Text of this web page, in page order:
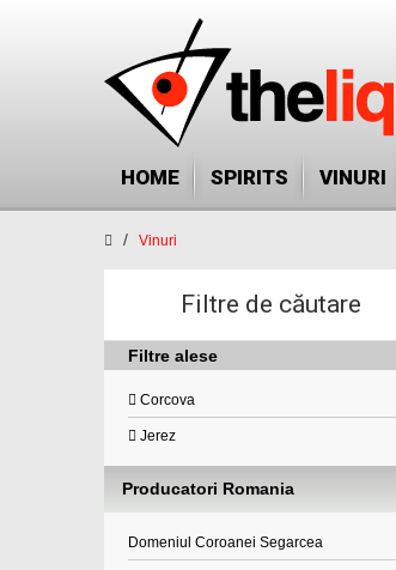
HOME SPIRITS VINURI
Vinuri
Filtre de căutare
Filtre alese
Corcova
Jerez
Producatori Romania
Domeniul Coroanei Segarcea